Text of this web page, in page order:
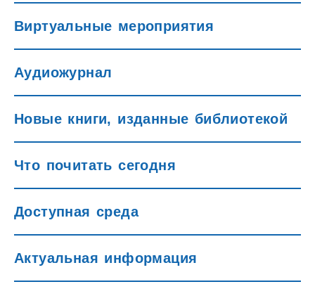
Виртуальные мероприятия
Аудиожурнал
Новые книги, изданные библиотекой
Что почитать сегодня
Доступная среда
Актуальная информация